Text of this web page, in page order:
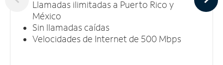
Llamadas ilimitadas a Puerto Rico y
México
Sin llamadas caídas
Velocidades de Internet de 500 Mbps